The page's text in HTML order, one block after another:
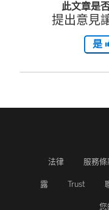
此文章是
提出意見
是
法律 服務條
露 Trust
您